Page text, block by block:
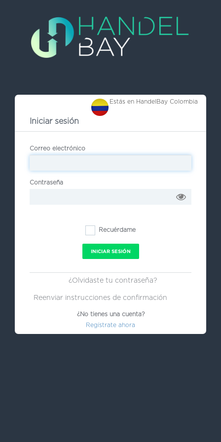
Estás en HandelBay Colombia
Iniciar sesión
Correo electrónico
Contraseña
Recuérdame
¿Olvidaste tu contraseña?
Reenviar instrucciones de confirmación
¿No tienes una cuenta?
Regístrate ahora